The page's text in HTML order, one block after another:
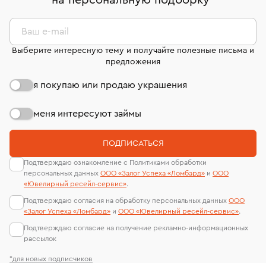
дней на возврат. Детальные условия возврата
комиссионных украшений и часов смотрите на
странице«Возврат украшений»
сертификаты МГУ и других геммологических
лабораторий
*для новых подписчиков
Ваш e-mail
Выберите интересную тему и получайте полезные письма и
предложения
я покупаю или продаю украшения
меня интересуют займы
ПОДПИСАТЬСЯ
Подтверждаю ознакомление с Политиками обработки
персональных данных ООО «Залог Успеха «Ломбард» и ООО
«Ювелирный ресейл-сервиc».
Подтверждаю согласия на обработку персональных данных ООО
«Залог Успеха «Ломбард» и ООО «Ювелирный ресейл-сервиc».
Подтверждаю согласие на получение рекламно-информационных
рассылок